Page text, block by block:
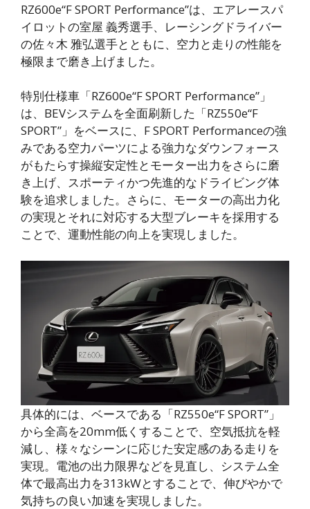
RZ600e“F SPORT Performance”は、エアレースパ
イロットの室屋 義秀選手、レーシングドライバー
の佐々木 雅弘選手とともに、空力と走りの性能を
極限まで磨き上げました。
特別仕様車「RZ600e“F SPORT Performance”」
は、BEVシステムを全面刷新した「RZ550e“F
SPORT”」をベースに、F SPORT Performanceの強
みである空力パーツによる強力なダウンフォース
がもたらす操縦安定性とモーター出力をさらに磨
き上げ、スポーティかつ先進的なドライビング体
験を追求しました。さらに、モーターの高出力化
の実現とそれに対応する大型ブレーキを採用する
ことで、運動性能の向上を実現しました。
具体的には、ベースである「RZ550e“F SPORT”」
から全高を20mm低くすることで、空気抵抗を軽
減し、様々なシーンに応じた安定感のある走りを
実現。電池の出力限界などを見直し、システム全
体で最高出力を313kWとすることで、伸びやかで
気持ちの良い加速を実現しました。